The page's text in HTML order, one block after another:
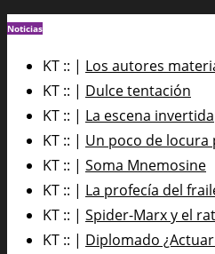
Noticias
KT :: | Los autores
KT :: | Dulce tentación
KT :: | La escena invertida
KT :: | Un poco de locura
KT :: | Soma Mnemosine
KT :: | La profecía del
KT :: | Spider-Marx y el
KT :: | Diplomado